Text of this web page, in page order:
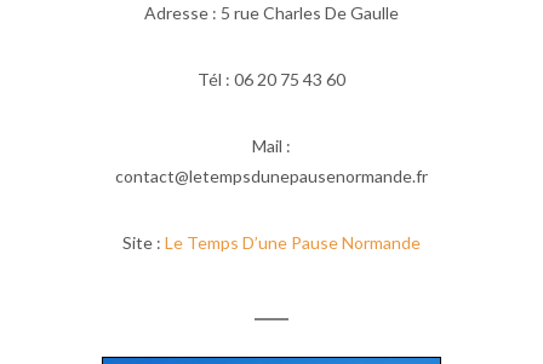
Adresse : 5 rue Charles De Gaulle
Tél : 06 20 75 43 60
Mail :
contact@letempsdunepausenormande.fr
Site : Le Temps D’une Pause Normande